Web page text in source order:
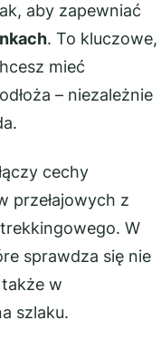
aby zapewniać
. To kluczowe,
mieć
– niezależnie
cechy
przełajowych z
W
sprawdza się nie
w
szlaku.